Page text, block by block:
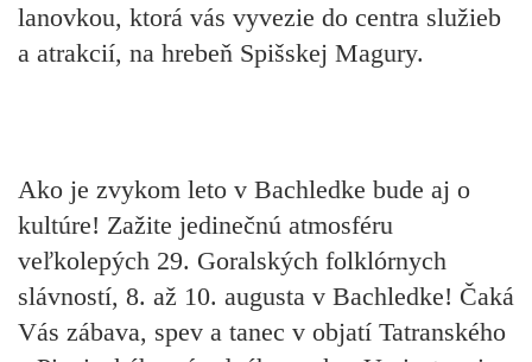
lanovkou, ktorá vás vyvezie do centra služieb
a atrakcií, na hrebeň Spišskej Magury.
Ako je zvykom leto v Bachledke bude aj o
kultúre! Zažite jedinečnú atmosféru
veľkolepých 29. Goralských folklórnych
slávností, 8. až 10. augusta v Bachledke! Čaká
Vás zábava, spev a tanec v objatí Tatranského